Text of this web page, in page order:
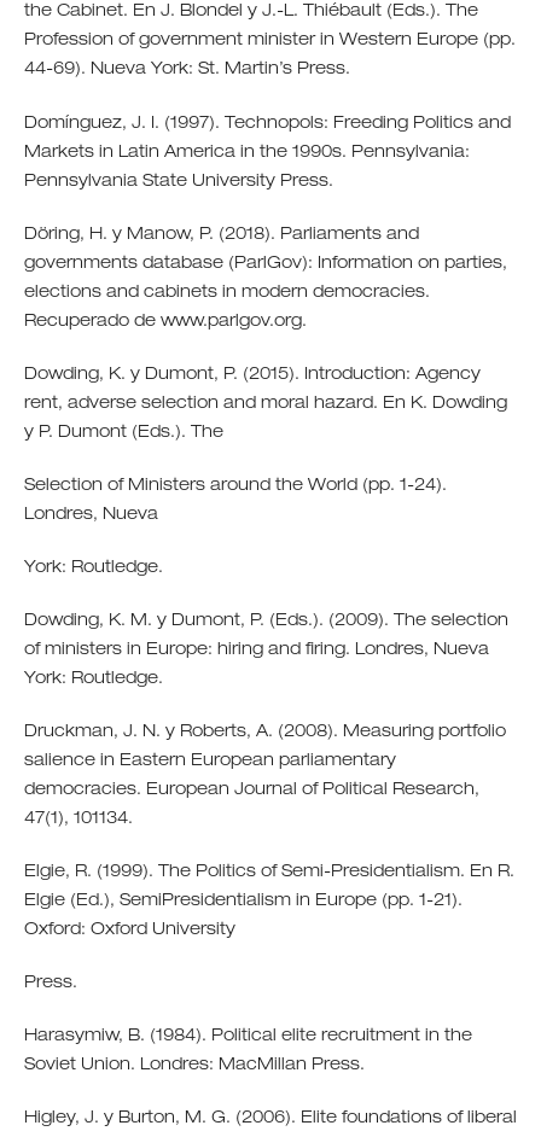
the Cabinet. En J. Blondel y J.-L. Thiébault (Eds.). The
Profession of government minister in Western Europe (pp.
44-69). Nueva York: St. Martin’s Press.
Domínguez, J. I. (1997). Technopols: Freeding Politics and
Markets in Latin America in the 1990s. Pennsylvania:
Pennsylvania State University Press.
Döring, H. y Manow, P. (2018). Parliaments and
governments database (ParlGov): Information on parties,
elections and cabinets in modern democracies.
Recuperado de www.parlgov.org.
Dowding, K. y Dumont, P. (2015). Introduction: Agency
rent, adverse selection and moral hazard. En K. Dowding
y P. Dumont (Eds.). The
Selection of Ministers around the World (pp. 1-24).
Londres, Nueva
York: Routledge.
Dowding, K. M. y Dumont, P. (Eds.). (2009). The selection
of ministers in Europe: hiring and firing. Londres, Nueva
York: Routledge.
Druckman, J. N. y Roberts, A. (2008). Measuring portfolio
salience in Eastern European parliamentary
democracies. European Journal of Political Research,
47(1), 101134.
Elgie, R. (1999). The Politics of Semi-Presidentialism. En R.
Elgie (Ed.), SemiPresidentialism in Europe (pp. 1-21).
Oxford: Oxford University
Press.
Harasymiw, B. (1984). Political elite recruitment in the
Soviet Union. Londres: MacMillan Press.
Higley, J. y Burton, M. G. (2006). Elite foundations of liberal